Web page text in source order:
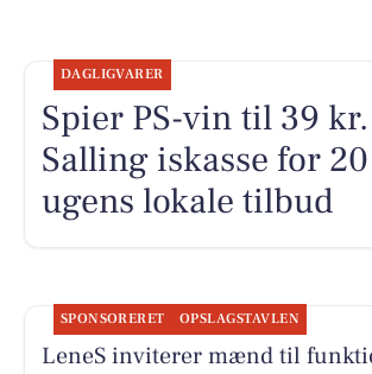
DAGLIGVARER
Spier PS-vin til 39
Salling iskasse for
ugens lokale tilbud
SPONSORERET OPSLAGSTAVLEN
LeneS inviterer mænd til